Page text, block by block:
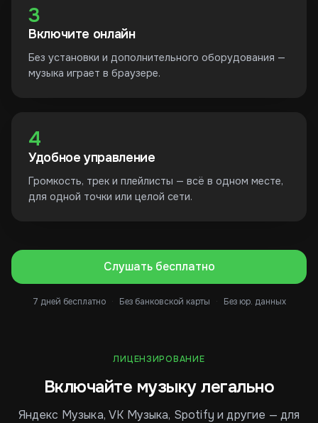
3
Включите онлайн
Без установки и дополнительного оборудования —
музыка играет в браузере.
4
Удобное управление
Громкость, трек и плейлисты — всё в одном месте,
для одной точки или целой сети.
Слушать бесплатно
7 дней бесплатно · Без банковской карты · Без юр. данных
ЛИЦЕНЗИРОВАНИЕ
Включайте музыку легально
Яндекс Музыка, VK Музыка, Spotify и другие — для